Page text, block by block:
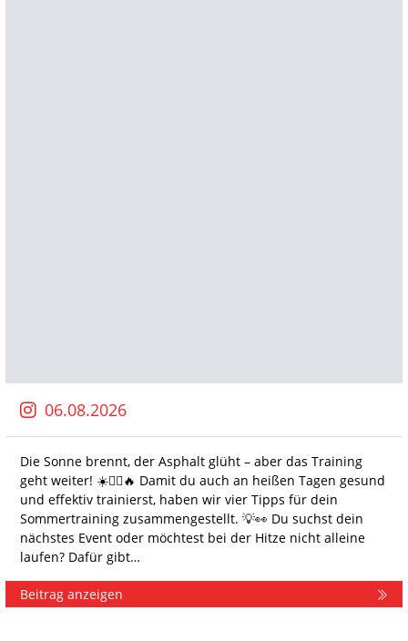
06.08.2026
Die Sonne brennt, der Asphalt glüht – aber das Training
geht weiter! ☀️🏃‍♀️🔥 Damit du auch an heißen Tagen gesund
und effektiv trainierst, haben wir vier Tipps für dein
Sommertraining zusammengestellt. 💡👀 Du suchst dein
nächstes Event oder möchtest bei der Hitze nicht alleine
laufen? Dafür gibt…
Beitrag anzeigen